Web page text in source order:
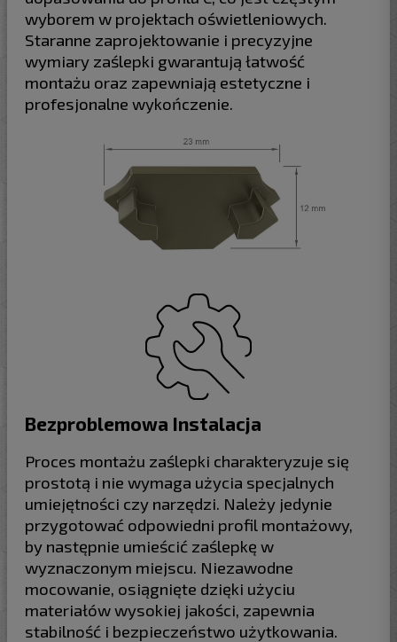
wyborem w projektach oświetleniowych.
Staranne zaprojektowanie i precyzyjne
wymiary zaślepki gwarantują łatwość
montażu oraz zapewniają estetyczne i
profesjonalne wykończenie.
Bezproblemowa Instalacja
Proces montażu zaślepki charakteryzuje się
prostotą i nie wymaga użycia specjalnych
umiejętności czy narzędzi. Należy jedynie
przygotować odpowiedni profil montażowy,
by następnie umieścić zaślepkę w
wyznaczonym miejscu. Niezawodne
mocowanie, osiągnięte dzięki użyciu
materiałów wysokiej jakości, zapewnia
stabilność i bezpieczeństwo użytkowania.